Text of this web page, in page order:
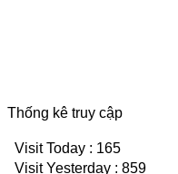
Thống kê truy cập
Visit Today : 165
Visit Yesterday : 859